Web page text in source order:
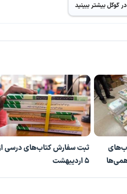
در گوگل بیشتر ببینید
ثبت سفارش کتاب‌های درسی
۵ اردیبهشت